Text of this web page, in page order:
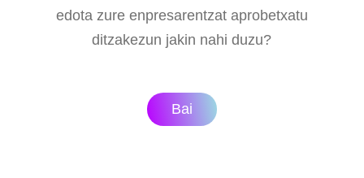
edota zure enpresarentzat aprobetxatu
ditzakezun jakin nahi duzu?
Bai